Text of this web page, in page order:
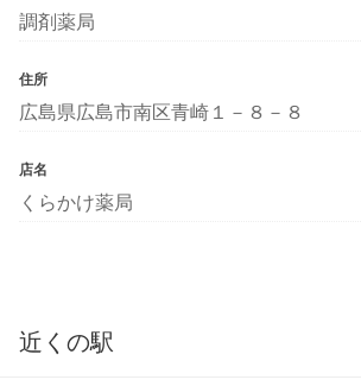
調剤薬局
住所
広島県広島市南区青崎１－８－８
店名
くらかけ薬局
近くの駅